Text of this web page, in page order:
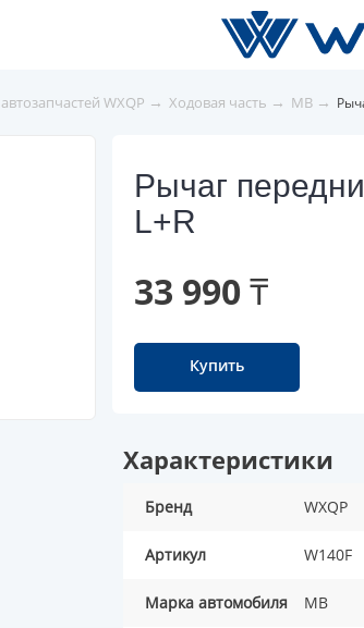
WXQP → Ходовая часть → MB →
Рычаг
L+R
33 990 ₸
Купить
Характеристики
Бренд WXQP
Артикул W140F
Марка автомобиля MB